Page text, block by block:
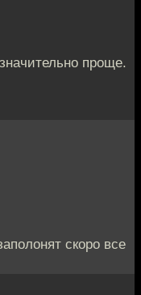
проще.
скоро все